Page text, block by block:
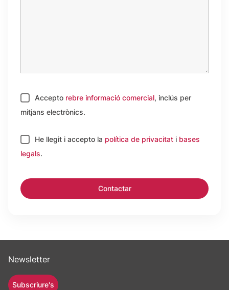
Accepto rebre informació comercial, inclús per
mitjans electrònics.
He llegit i accepto la política de privacitat i bases
legals.
Newsletter
Subscriure's